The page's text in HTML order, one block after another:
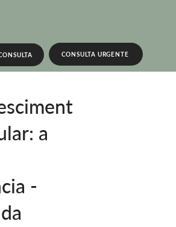
CONSULTA URGENTE
a
-